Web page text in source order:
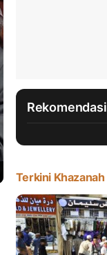
Rekomendasi
Terkini Khazanah